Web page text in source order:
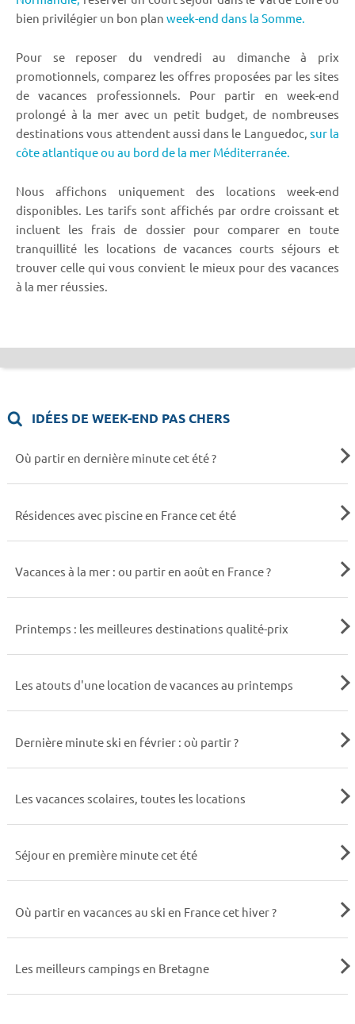
bien privilégier un bon plan week-end dans la Somme.
Pour se reposer du vendredi au dimanche à prix
promotionnels, comparez les offres proposées par les sites
de vacances professionnels. Pour partir en week-end
prolongé à la mer avec un petit budget, de nombreuses
destinations vous attendent aussi dans le Languedoc, sur la
côte atlantique ou au bord de la mer Méditerranée.
Nous affichons uniquement des locations week-end
disponibles. Les tarifs sont affichés par ordre croissant et
incluent les frais de dossier pour comparer en toute
tranquillité les locations de vacances courts séjours et
trouver celle qui vous convient le mieux pour des vacances
à la mer réussies.
IDÉES DE WEEK-END PAS CHERS
Où partir en dernière minute cet été ?
Résidences avec piscine en France cet été
Vacances à la mer : ou partir en août en France ?
Printemps : les meilleures destinations qualité-prix
Les atouts d'une location de vacances au printemps
Dernière minute ski en février : où partir ?
Les vacances scolaires, toutes les locations
Séjour en première minute cet été
Où partir en vacances au ski en France cet hiver ?
Les meilleurs campings en Bretagne